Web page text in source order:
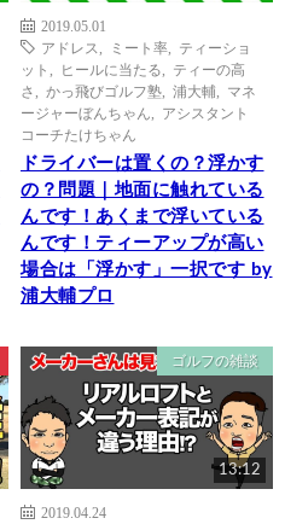
2019.05.01
アドレス
ミート率
ティーショ
ット
ヒールに当たる
ティーの高
さ
かっ飛びゴルフ塾 浦大輔
マネ
ージャーぼんちゃん
アシスタント
コーチたけちゃん
ドライバーは置くの？浮かす
の？問題｜地面に触れている
んです！あくまで浮いている
んです！ティーアップが高い
場合は「浮かす」一択です by
浦大輔プロ
ゴルフの雑談
13:12
2019.04.24